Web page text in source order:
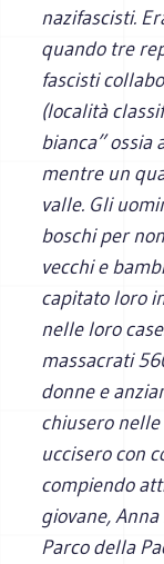
nazifascisti.
quando tre
fascisti
(località
bianca” ossia
mentre un
valle. Gli
boschi per
vecchi e
capitato loro
nelle loro
massacrati
donne e
chiusero
uccisero con
compiendo
giovane,
Parco della